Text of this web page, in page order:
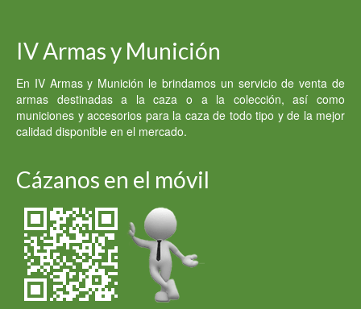
IV Armas y Munición
En IV Armas y Munición le brindamos un servicio de venta de
armas destinadas a la caza o a la colección, así como
municiones y accesorios para la caza de todo tipo y de la mejor
calidad disponible en el mercado.
Cázanos en el móvil